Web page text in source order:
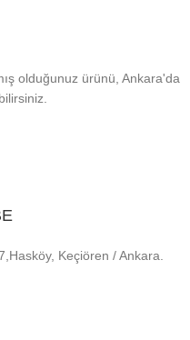
olduğunuz ürünü, Ankara'da
Keçiören / Ankara.